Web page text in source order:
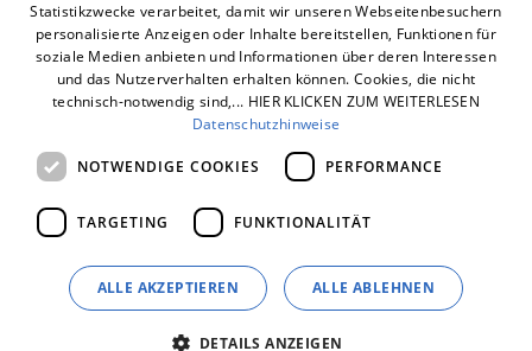
Statistikzwecke verarbeitet, damit wir unseren Webseitenbesuchern
personalisierte Anzeigen oder Inhalte bereitstellen, Funktionen für
soziale Medien anbieten und Informationen über deren Interessen
und das Nutzerverhalten erhalten können. Cookies, die nicht
technisch-notwendig sind,... HIER KLICKEN ZUM WEITERLESEN
Datenschutzhinweise
NOTWENDIGE COOKIES PERFORMANCE
TARGETING FUNKTIONALITÄT
ALLE AKZEPTIEREN ALLE ABLEHNEN
DETAILS ANZEIGEN